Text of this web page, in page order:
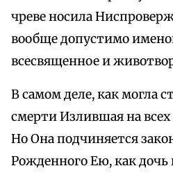
чреве носила
вообще допустимо
всесвященное и
В самом деле, как могла
смерти Излившая на
Но Она подчиняется
Рожденного Ею, как дочь